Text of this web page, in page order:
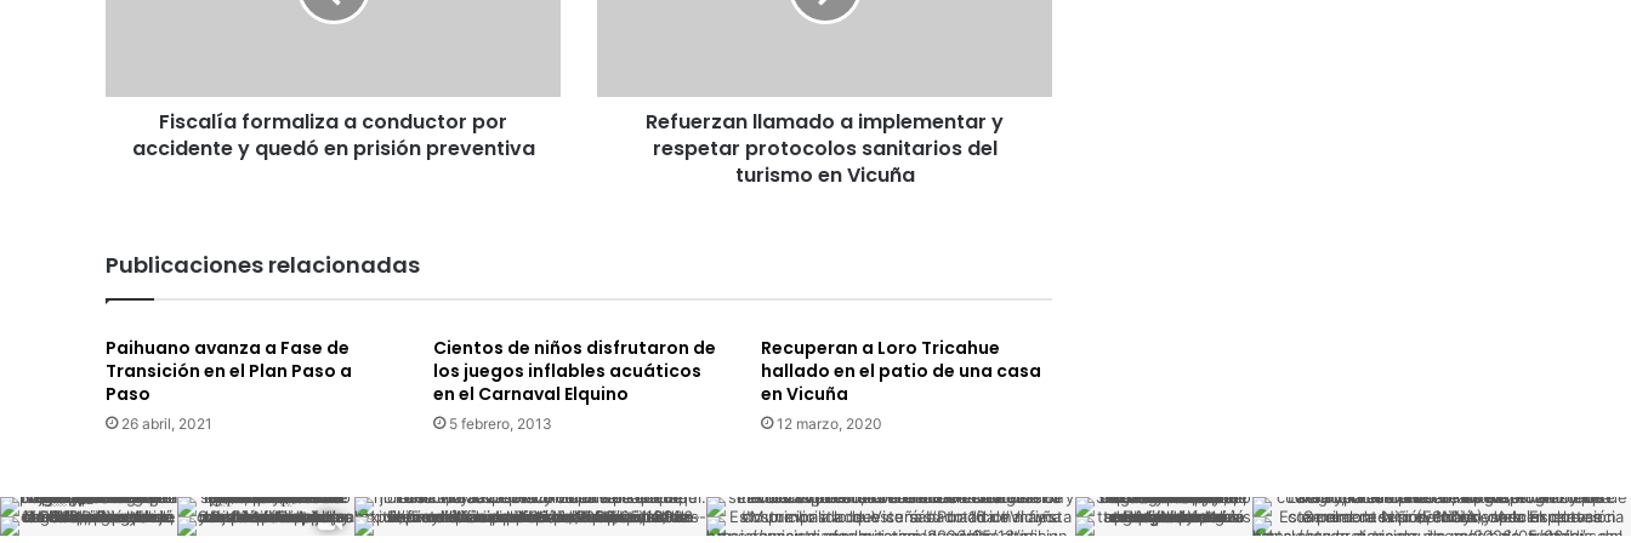
en
preventiva
Fiscalía formaliza a conductor por
accidente y quedó en prisión preventiva
del
turismoRefuerzan llamado a implementar y
respetar protocolos sanitarios del
turismo en Vicuña
Publicaciones relacionadas
Paihuano avanza a Fase de
Transición en el Plan Paso a
Paso
26 abril, 2021
Cientos de niños disfrutaron de
los juegos inflables acuáticos
en el Carnaval Elquino
5 febrero, 2013
Recuperan a Loro Tricahue
hallado en el patio de una casa
en Vicuña
12 marzo, 2020